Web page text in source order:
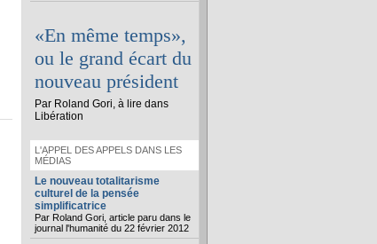
«En même temps»,
ou le grand écart du
nouveau président
Par Roland Gori, à lire dans
Libération
L'APPEL DES APPELS DANS LES
MÉDIAS
Le nouveau totalitarisme
culturel de la pensée
simplificatrice
Par Roland Gori, article paru dans le
journal l'humanité du 22 février 2012